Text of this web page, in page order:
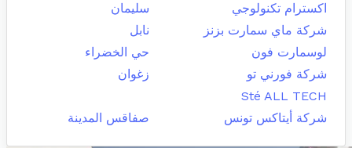
اكسترام تكنولوجي
سليمان
شركة ماي سمارت بزنز
نابل
لوسمارت فون
حي الخضراء
شركة فورني تو
زغوان
Sté ALL TECH
شركة أيتاكس تونس
صفاقس المدينة